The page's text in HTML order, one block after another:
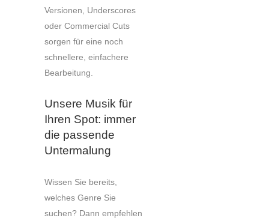
Versionen, Underscores
oder Commercial Cuts
sorgen für eine noch
schnellere, einfachere
Bearbeitung.
Unsere Musik für
Ihren Spot: immer
die passende
Untermalung
Wissen Sie bereits,
welches Genre Sie
suchen? Dann empfehlen